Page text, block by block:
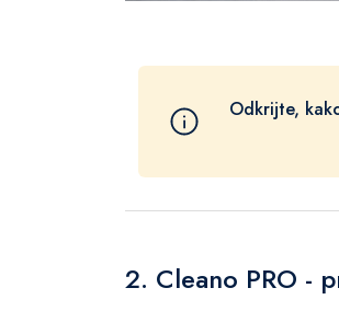
Odkrijte,
2. Cleano PRO -